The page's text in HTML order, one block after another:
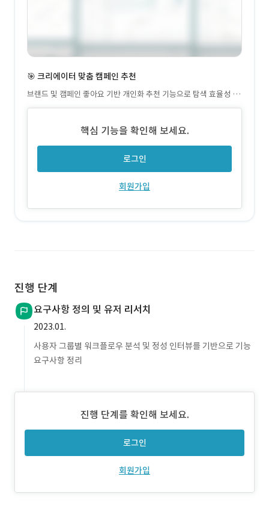
🎯 크리에이터 맞춤 캠페인 추천
브랜드 및 캠페인 좋아요 기반 개인화 추천 기능으로 탐색 효율성 제
고 → 크리에이터의 관심사와 활동 패턴을 반영해 적합한 캠페인을
핵심 기능을 확인해 보세요.
로그인
회원가입
진행 단계
요구사항 정의 및 유저 리서치
2023.01.
사용자 그룹별 워크플로우 분석 및 정성 인터뷰를 기반으로 기능
요구사항 정리
진행 단계를 확인해 보세요.
로그인
회원가입